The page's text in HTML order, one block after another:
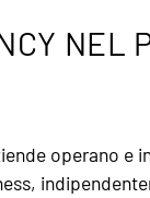
NEL
operano e